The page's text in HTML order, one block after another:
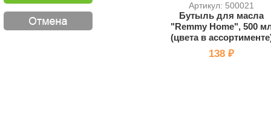
Артикул: 500021
Бутыль для масла
"Remmy Home", 500
(цвета в
138 ₽